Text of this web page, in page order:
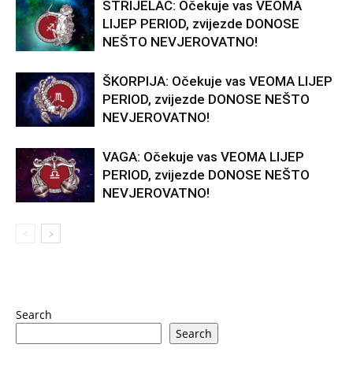
STRIJELAC: Očekuje vas VEOMA
LIJEP PERIOD, zvijezde DONOSE
NEŠTO NEVJEROVATNO!
ŠKORPIJA: Očekuje vas VEOMA LIJEP
PERIOD, zvijezde DONOSE NEŠTO
NEVJEROVATNO!
VAGA: Očekuje vas VEOMA LIJEP
PERIOD, zvijezde DONOSE NEŠTO
NEVJEROVATNO!
Search
Search